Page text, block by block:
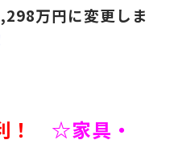
万円に変更しま
！ ☆家具・